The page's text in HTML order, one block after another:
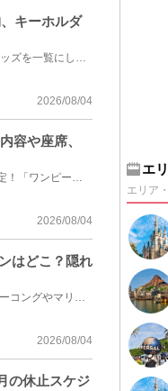
キーホルダ
2026年にユニバーサルスタジオジャパン（USJ)で販売されているハローキティーグッズを一覧にしてご紹介...
2026/08/04
容や座席、
ユニバーサル・スタジオ・ジャパン（USJ）の夏の恒例イベントが2026年も開催決定！「ワンピース・プレミ...
2026/08/04
はどこ？隠れ
USJのドンキーコングエリアにピクミンが隠れている3カ所の場所をご紹介！ドンキーコングやマリオと同じ...
2026/08/04
の休止スケジ
エ
エリア